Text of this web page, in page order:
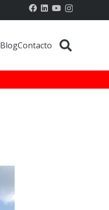
BlogContacto